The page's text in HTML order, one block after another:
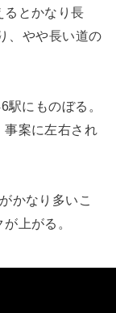
るとかなり長
、やや長い道の
にものぼる。
事案に左右され
かなり多いこ
上がる。